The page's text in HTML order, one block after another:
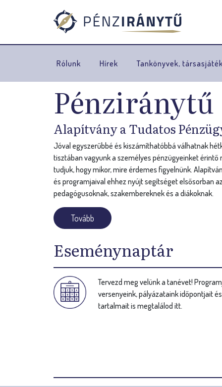
Rólunk Hírek Tankönyvek,
Pénziránytű
Alapítvány a Tudatos
Jóval egyszerűbbé és kiszámíthatóbbá válhatnak
tisztában vagyunk a személyes pénzügyeinket érintő
tudjuk, hogy mikor, mire érdemes figyelnünk.
és programjaival ehhez nyújt segítséget elsősorban
pedagógusoknak, szakembereknek és a diákoknak.
Tovább
Eseménynaptár
Tervezd meg velünk a tanévet!
versenyeink, pályázataink időpontjait
tartalmait is megtalálod itt.